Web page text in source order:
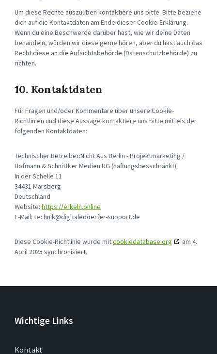
Um diese Rechte auszuüben kontaktiere uns bitte. Bitte beziehe
dich auf die Kontaktdaten am Ende dieser Cookie-Erklärung.
Wenn du eine Beschwerde darüber hast, wie wir deine Daten
behandeln, würden wir diese gerne hören, aber du hast auch das
Recht diese an die Aufsichtsbehörde (Datenschutzbehörde) zu
richten.
10. Kontaktdaten
Für Fragen und/oder Kommentare über unsere Cookie-
Richtlinien und diese Aussage kontaktiere uns bitte mittels der
folgenden Kontaktdaten:
Technischer Betreiber:Nicht Aus Berlin - Projektmarketing /
Hofmann & Schnittker Medien UG (haftungsbesschränkt)
In der Schelle 11
34431 Marsberg
Deutschland
Website: https://erkeln.online
E-Mail: technik@digitaledoerfer-support.de
Diese Cookie-Richtlinie wurde mitcookiedatabase.org
am 4.
April 2025 synchronisiert.
Wichtige Links
Kontakt